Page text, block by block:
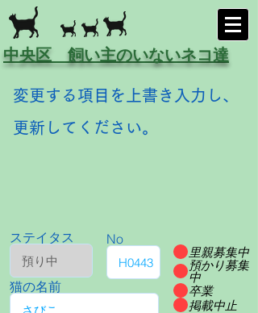
中央区 飼い主のいないネコ達
変更する項目を上書き入力し、
更新してください。
ステイタス No
猫の名前
里親募集中
預かり募集
中
卒業
掲載中止